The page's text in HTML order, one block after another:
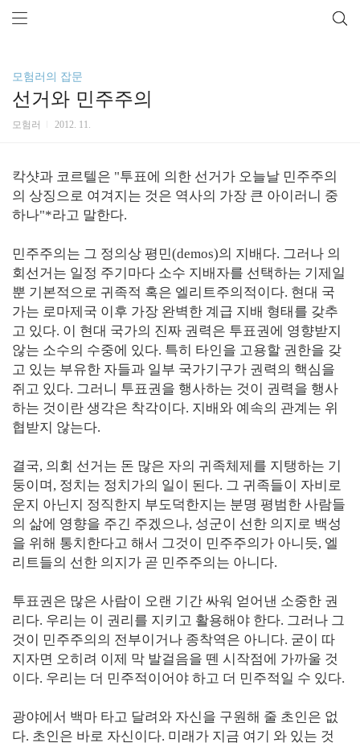
모험러의 잡문
선거와 민주주의
모험러 2012. 11.
칵샷과 코르텔은 "투표에 의한 선거가 오늘날 민주주의
의 상징으로 여겨지는 것은 역사의 가장 큰 아이러니 중
하나"*라고 말한다.
민주주의는 그 정의상 평민(demos)의 지배다. 그러나 의
회선거는 일정 주기마다 소수 지배자를 선택하는 기제일
뿐 기본적으로 귀족적 혹은 엘리트주의적이다. 현대 국
가는 로마제국 이후 가장 완벽한 계급 지배 형태를 갖추
고 있다. 이 현대 국가의 진짜 권력은 투표권에 영향받지
않는 소수의 수중에 있다. 특히 타인을 고용할 권한을 갖
고 있는 부유한 자들과 일부 국가기구가 권력의 핵심을
쥐고 있다. 그러니 투표권을 행사하는 것이 권력을 행사
하는 것이란 생각은 착각이다. 지배와 예속의 관계는 위
협받지 않는다.
결국, 의회 선거는 돈 많은 자의 귀족체제를 지탱하는 기
둥이며, 정치는 정치가의 일이 된다. 그 귀족들이 자비로
운지 아닌지 정직한지 부도덕한지는 분명 평범한 사람들
의 삶에 영향을 주긴 주겠으나, 성군이 선한 의지로 백성
을 위해 통치한다고 해서 그것이 민주주의가 아니듯, 엘
리트들의 선한 의지가 곧 민주주의는 아니다.
투표권은 많은 사람이 오랜 기간 싸워 얻어낸 소중한 권
리다. 우리는 이 권리를 지키고 활용해야 한다. 그러나 그
것이 민주주의의 전부이거나 종착역은 아니다. 굳이 따
지자면 오히려 이제 막 발걸음을 뗀 시작점에 가까울 것
이다. 우리는 더 민주적이어야 하고 더 민주적일 수 있다.
광야에서 백마 타고 달려와 자신을 구원해 줄 초인은 없
다. 초인은 바로 자신이다. 미래가 지금 여기 와 있는 것